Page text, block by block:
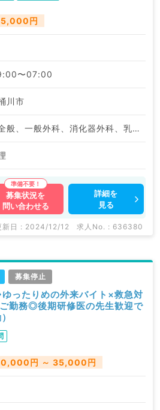
円
〜07:00
川市
外科系全般、一般外科、消化器外科、乳腺外科、膠原病科、スポーツ整形外科、大腸・肛門外科、科目不問、神経内科、精神科、神経科、小児科、整形外科、形成外科、美容外科、脳神経外科、呼吸器外科、心臓血管外科、小児外科、皮膚科、泌尿器科、産婦人科、産科、婦人科、眼科、耳鼻咽喉科、一般内科、循環器内科、呼吸器内科、消化器内科、内分泌・代謝内科、腎臓内科、老年内科、血液内科
募集状況を
問い合わせる
詳細を
見る
新日 : 2024/12/12 求人No. : 636380
募集停止
ったりめの外来バイト×救急対
勤務◎後期研修医の先生歓迎で
円 ～ 35,000円